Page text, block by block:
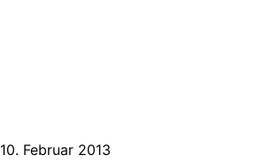
10. Februar 2013